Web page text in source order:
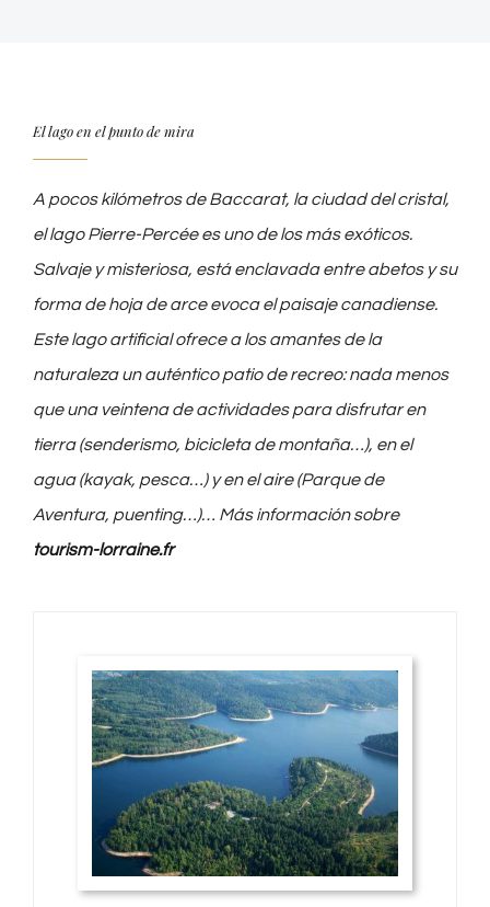
El lago en el punto de mira
A pocos kilómetros de Baccarat, la ciudad del cristal,
el lago Pierre-Percée es uno de los más exóticos.
Salvaje y misteriosa, está enclavada entre abetos y su
forma de hoja de arce evoca el paisaje canadiense.
Este lago artificial ofrece a los amantes de la
naturaleza un auténtico patio de recreo: nada menos
que una veintena de actividades para disfrutar en
tierra (senderismo, bicicleta de montaña…), en el
agua (kayak, pesca…) y en el aire (Parque de
Aventura, puenting…)… Más información sobre
tourism-lorraine.fr